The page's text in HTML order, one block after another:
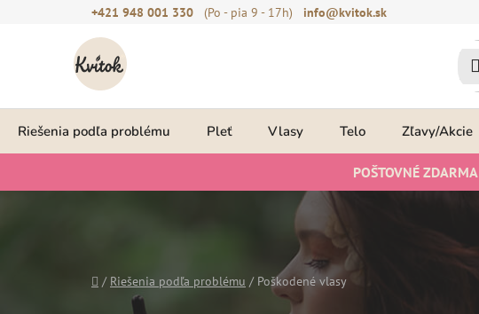
+421 948 001 330 (Po - pia 9 - 17h) info@kvitok.sk
Riešenia podľa problému Pleť Vlasy Telo Zľavy/Akcie
POŠTOVNÉ ZDARMA
Domov
/ Riešenia podľa problému / Poškodené vlasy